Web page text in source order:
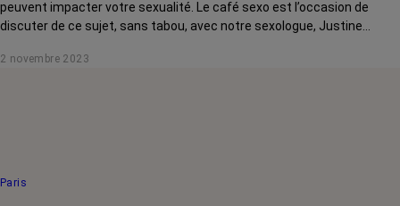
peuvent impacter votre sexualité. Le café sexo est l’occasion de
discuter de ce sujet, sans tabou, avec notre sexologue, Justine
corps et vivre une sexualité plus épanouie.
2 novembre 2023
Paris